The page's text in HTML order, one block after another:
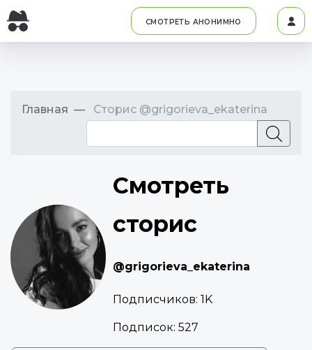
СМОТРЕТЬ АНОНИМНО
Главная Сторис @grigorieva_ekaterina
Смотреть
сторис
@grigorieva_ekaterina
Подписчиков: 1K
Подписок: 527